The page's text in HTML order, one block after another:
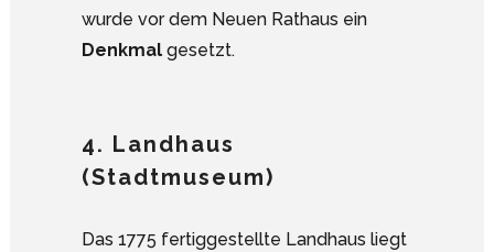
wurde vor dem Neuen Rathaus ein
Denkmal gesetzt.
4. Landhaus
(Stadtmuseum)
Das 1775 fertiggestellte Landhaus liegt